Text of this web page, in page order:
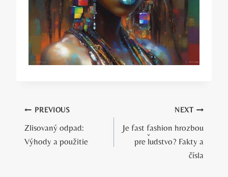
Navigácia
v
PREVIOUS
Zlisovaný odpad:
Výhody a použitie
NEXT
Je fast fashion hrozbou
pre ľudstvo? Fakty a
čísla